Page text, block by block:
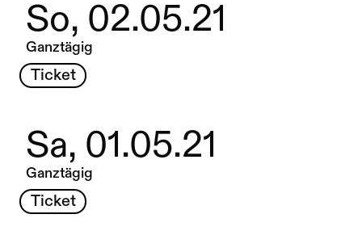
So, 02.05.21
Ganztägig
Ticket
Sa, 01.05.21
Ganztägig
Ticket